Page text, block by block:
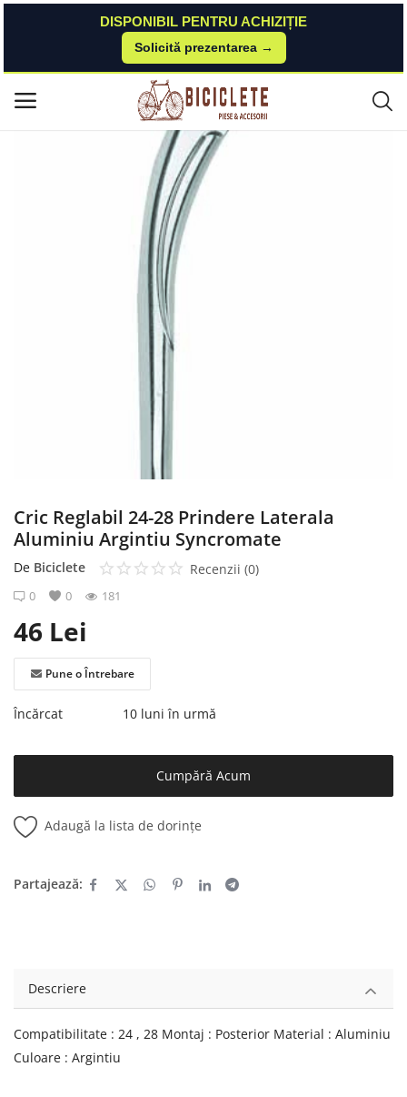
DISPONIBIL PENTRU ACHIZIȚIE
Solicită prezentarea →
Meniu principal
Accesorii-design-ornament
Cric Reglabil 24-28 Prindere Laterala Aluminiu Argintiu Syncromate
Cric Reglabil 24-28 Prindere Laterala
Aluminiu Argintiu Syncromate
De Biciclete Recenzii (0)
0 0 181
46 Lei
Pune o Întrebare
Încărcat 10 luni în urmă
Cumpără Acum
Adaugă la lista de dorințe
Partajează:
Descriere
Compatibilitate : 24 , 28 Montaj : Posterior Material : Aluminiu
Culoare : Argintiu